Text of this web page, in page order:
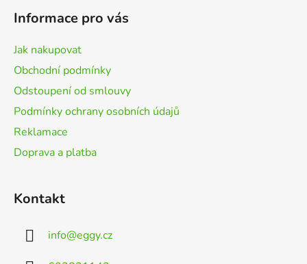
Informace pro vás
Jak nakupovat
Obchodní podmínky
Odstoupení od smlouvy
Podmínky ochrany osobních údajů
Reklamace
Doprava a platba
Kontakt
info@eggy.cz